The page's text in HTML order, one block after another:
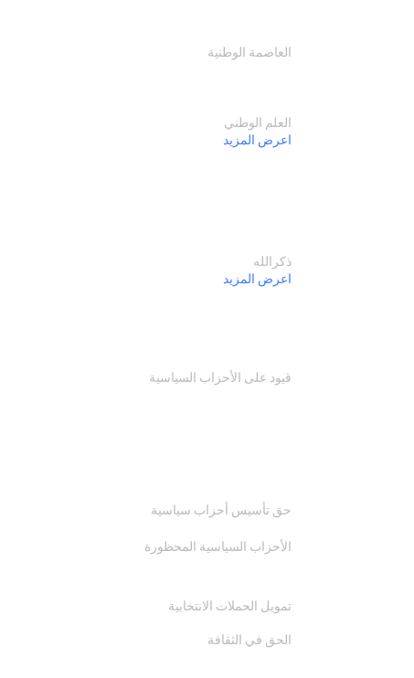
العاصمة الوطنية
العلم الوطني
اعرض المزيد
ذكرالله
اعرض المزيد
قيود على الأحزاب السياسية
حق تأسيس أحزاب سياسية
الأحزاب السياسية المحظورة
تمويل الحملات الانتخابية
الحق في الثقافة